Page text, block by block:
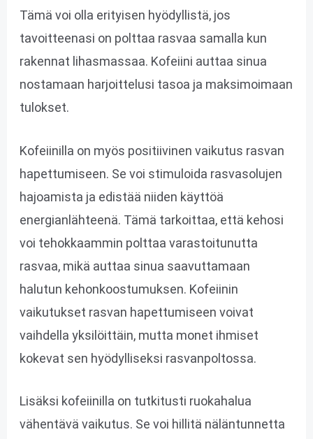
Tämä voi olla erityisen hyödyllistä, jos
tavoitteenasi on polttaa rasvaa samalla kun
rakennat lihasmassaa. Kofeiini auttaa sinua
nostamaan harjoittelusi tasoa ja maksimoimaan
tulokset.
Kofeiinilla on myös positiivinen vaikutus rasvan
hapettumiseen. Se voi stimuloida rasvasolujen
hajoamista ja edistää niiden käyttöä
energianlähteenä. Tämä tarkoittaa, että kehosi
voi tehokkaammin polttaa varastoitunutta
rasvaa, mikä auttaa sinua saavuttamaan
halutun kehonkoostumuksen. Kofeiinin
vaikutukset rasvan hapettumiseen voivat
vaihdella yksilöittäin, mutta monet ihmiset
kokevat sen hyödylliseksi rasvanpoltossa.
Lisäksi kofeiinilla on tutkitusti ruokahalua
vähentävä vaikutus. Se voi hillitä näläntunnetta